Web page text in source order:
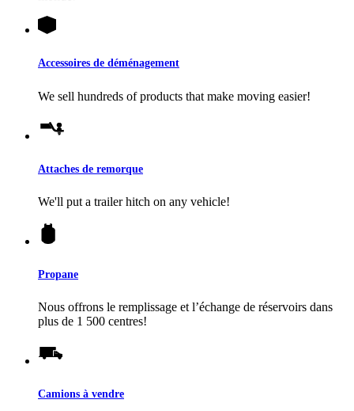
Accessoires de déménagement
We sell hundreds of products that make moving easier!
Attaches de remorque
We'll put a trailer hitch on any vehicle!
Propane
Nous offrons le remplissage et l’échange de réservoirs dans
plus de 1 500 centres!
Camions à vendre